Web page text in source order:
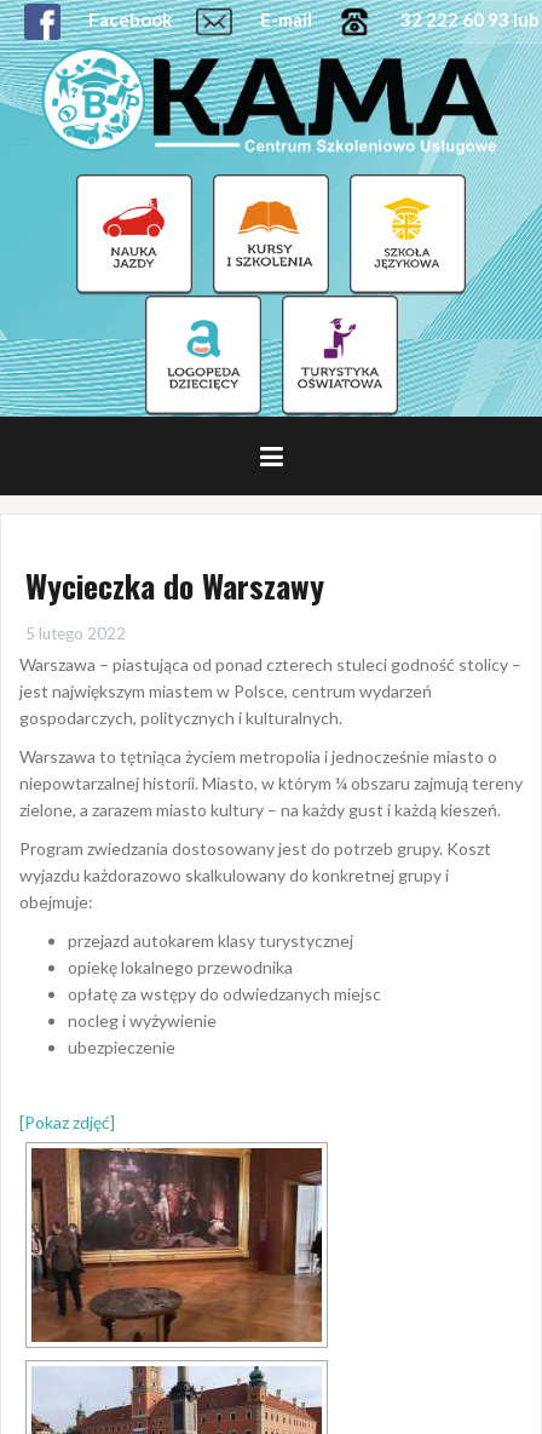
Facebook E-mail 32 222 60 93
Wycieczka do Warszawy
5 lutego 2022
Warszawa – piastująca od ponad czterech stuleci godność stolicy –
jest największym miastem w Polsce, centrum wydarzeń
gospodarczych, politycznych i kulturalnych.
Warszawa to tętniąca życiem metropolia i jednocześnie miasto o
niepowtarzalnej historii. Miasto, w którym ¼ obszaru zajmują tereny
zielone, a zarazem miasto kultury – na każdy gust i każdą kieszeń.
Program zwiedzania dostosowany jest do potrzeb grupy. Koszt
wyjazdu każdorazowo skalkulowany do konkretnej grupy i
obejmuje:
przejazd autokarem klasy turystycznej
opiekę lokalnego przewodnika
opłatę za wstępy do odwiedzanych miejsc
nocleg i wyżywienie
ubezpieczenie
[Pokaz zdjęć]